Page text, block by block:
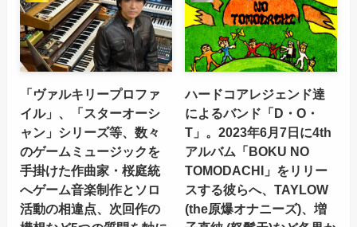
「ヴァルキリープロファ
イル」、「スターオーシ
ャン」シリーズ等、数々
のゲームミュージックを
手掛けた作曲家・桜庭統
へゲーム音楽制作とソロ
活動の相違点、次回作の
ハードコアレジェンド達
によるバンド「D・O・
T」。2023年6月7日に4th
アルバム「BOKU NO
TOMODACHI」をリリー
スする彼らへ、TAYLOW
(the原爆オナニーズ)、増